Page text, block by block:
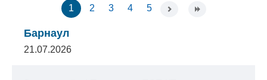
1 2 3 4 5
Барнаул
21.07.2026